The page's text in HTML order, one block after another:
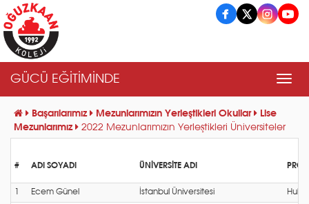
GÜCÜ EĞİTİMİNDE
Başarılarımız Mezunlarımızın Yerleştikleri Okullar
Lise
Mezunlarımız
2022 Mezunlarımızın Yerleştikleri Üniversiteler
# ADI SOYADI ÜNİVERSİTE ADI
Ecem Günel İstanbul Üniversitesi